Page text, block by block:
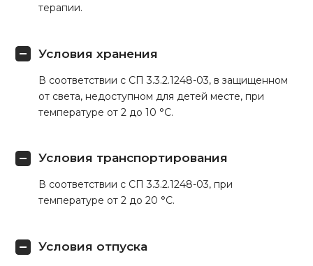
терапии.
Условия хранения
В соответствии с СП 3.3.2.1248-03, в защищенном
от света, недоступном для детей месте, при
температуре от 2 до 10 °С.
Условия транспортирования
В соответствии с СП 3.3.2.1248-03, при
температуре от 2 до 20 °С.
Условия отпуска